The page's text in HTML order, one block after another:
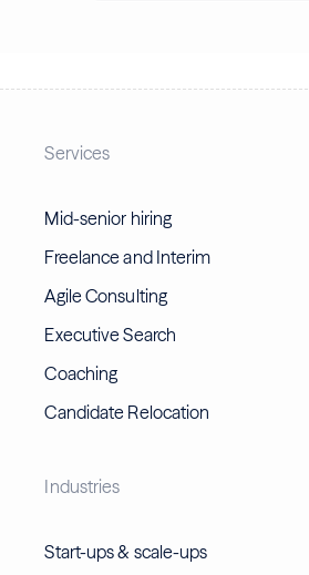
Services
Mid-senior hiring
Freelance and Interim
Agile Consulting
Executive Search
Coaching
Candidate Relocation
Industries
Start-ups & scale-ups